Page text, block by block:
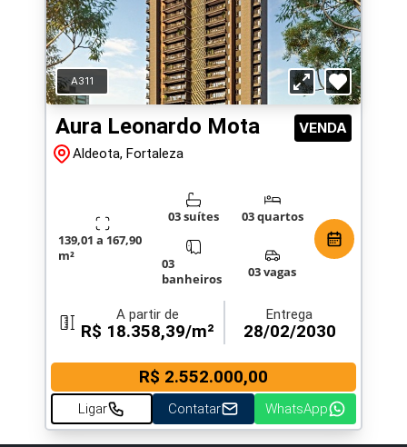
A311
Aura Leonardo Mota VENDA
Aldeota, Fortaleza
139,01 a 167,90
m²
03 suítes 03 quartos
03
banheiros
03 vagas
A partir de
R$ 18.358,39/m²
Entrega
28/02/2030
R$ 2.552.000,00
Ligar Contatar WhatsApp